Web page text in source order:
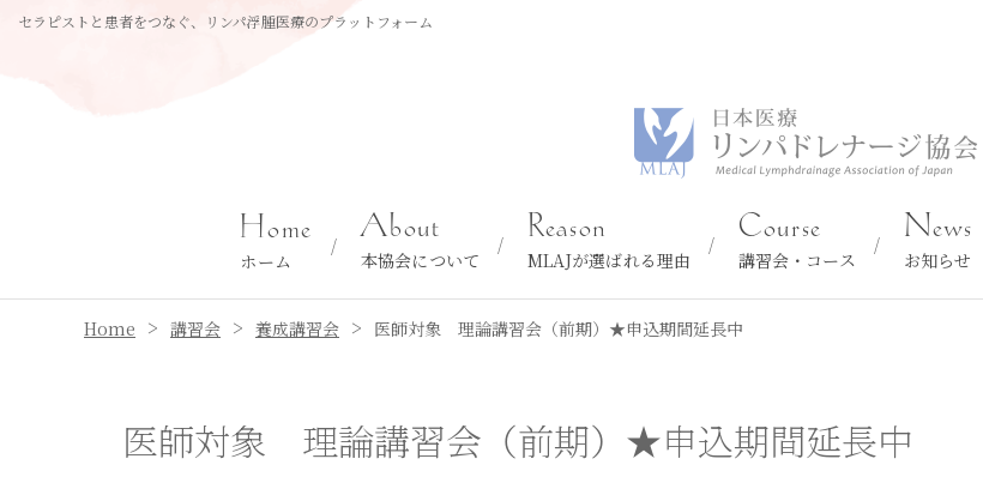
セラピストと患者をつなぐ、リンパ浮腫医療のプラットフォーム
ホーム
Home
本協会について
About
MLAJが選ばれる理由
Reason
講習会・コース
Course
お知らせ
News
Home > 講習会 > 養成講習会 > 医師対象 理論講習会（前期）★申込期間延長中
医師対象 理論講習会（前期）★申込期間延長中